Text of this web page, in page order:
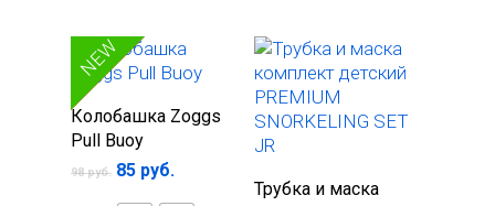
Выберите
параметры
SALE
NEW
Колобашка Zoggs
Pull Buoy
98руб. 85 руб. В корзину
Трубка и маска